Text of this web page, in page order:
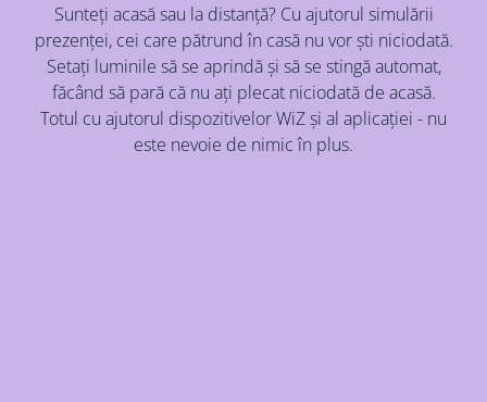
Sunteți acasă sau la distanță? Cu ajutorul simulării
prezenței, cei care pătrund în casă nu vor ști niciodată.
Setați luminile să se aprindă și să se stingă automat,
făcând să pară că nu ați plecat niciodată de acasă.
Totul cu ajutorul dispozitivelor WiZ și al aplicației - nu
este nevoie de nimic în plus.